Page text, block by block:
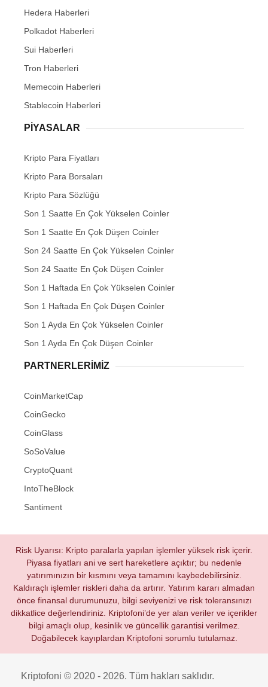
Hedera Haberleri
Polkadot Haberleri
Sui Haberleri
Tron Haberleri
Memecoin Haberleri
Stablecoin Haberleri
PIYASALAR
Kripto Para Fiyatları
Kripto Para Borsaları
Kripto Para Sözlüğü
Son 1 Saatte En Çok Yükselen Coinler
Son 1 Saatte En Çok Düşen Coinler
Son 24 Saatte En Çok Yükselen Coinler
Son 24 Saatte En Çok Düşen Coinler
Son 1 Haftada En Çok Yükselen Coinler
Son 1 Haftada En Çok Düşen Coinler
Son 1 Ayda En Çok Yükselen Coinler
Son 1 Ayda En Çok Düşen Coinler
PARTNERLERIMIZ
CoinMarketCap
CoinGecko
CoinGlass
SoSoValue
CryptoQuant
IntoTheBlock
Santiment
Risk Uyarısı: Kripto paralarla yapılan işlemler yüksek risk içerir.
Piyasa fiyatları ani ve sert hareketlere açıktır; bu nedenle
yatırımınızın bir kısmını veya tamamını kaybedebilirsiniz.
Kaldıraçlı işlemler riskleri daha da artırır. Yatırım kararı almadan
önce finansal durumunuzu, bilgi seviyenizi ve risk toleransınızı
dikkatlice değerlendiriniz. Kriptofoni’de yer alan veriler ve içerikler
bilgi amaçlı olup, kesinlik ve güncellik garantisi verilmez.
Doğabilecek kayıplardan Kriptofoni sorumlu tutulamaz.
Kriptofoni © 2020 - 2026. Tüm hakları saklıdır.